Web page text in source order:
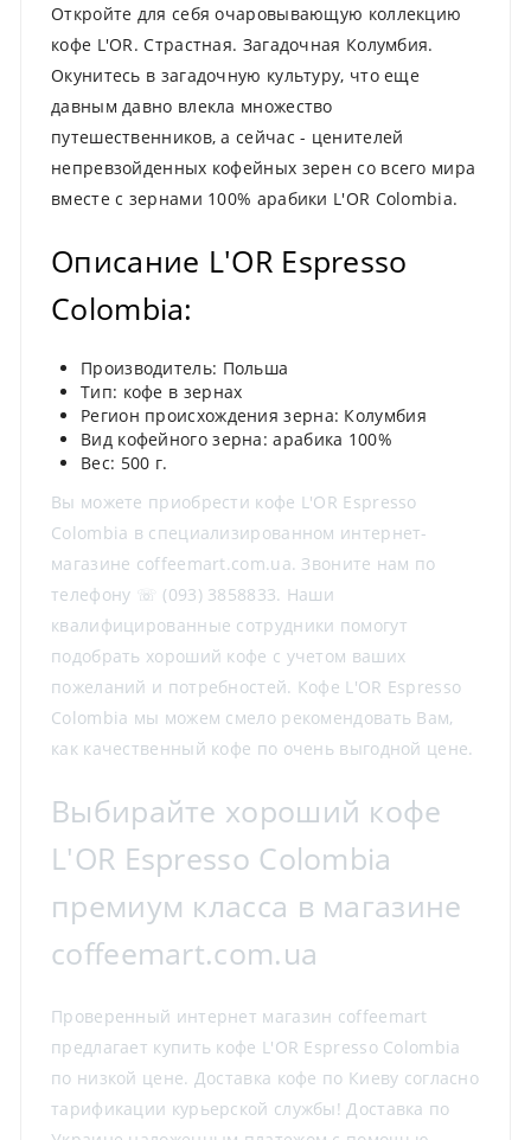
Откройте для себя очаровывающую коллекцию
кофе L'OR. Страстная. Загадочная Колумбия.
Окунитесь в загадочную культуру, что еще
давным давно влекла множество
путешественников, а сейчас - ценителей
непревзойденных кофейных зерен со всего мира
вместе с зернами 100% арабики L'OR Colombia.
Описание L'OR Espresso
Colombia:
Производитель: Польша
Тип: кофе в зернах
Регион происхождения зерна: Колумбия
Вид кофейного зерна: арабика 100%
Вес: 500 г.
Вы можете приобрести кофе L'OR Espresso
Colombia в специализированном интернет-
магазине coffeemart.com.ua. Звоните нам по
телефону ☏ (093) 3858833. Наши
квалифицированные сотрудники помогут
подобрать хороший кофе с учетом ваших
пожеланий и потребностей. Кофе L'OR Espresso
Colombia мы можем смело рекомендовать Вам,
как качественный кофе по очень выгодной цене.
Выбирайте хороший кофе
L'OR Espresso Colombia
премиум класса в магазине
coffeemart.com.ua
Проверенный интернет магазин coffeemart
предлагает купить кофе L'OR Espresso Colombia
по низкой цене. Доставка кофе по Киеву согласно
тарификации курьерской службы! Доставка по